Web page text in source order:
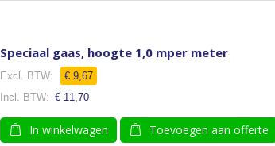
Speciaal gaas, hoogte 1,0 mper meter
€ 9,67
€ 11,70
In winkelwagen Toevoegen aan offerte